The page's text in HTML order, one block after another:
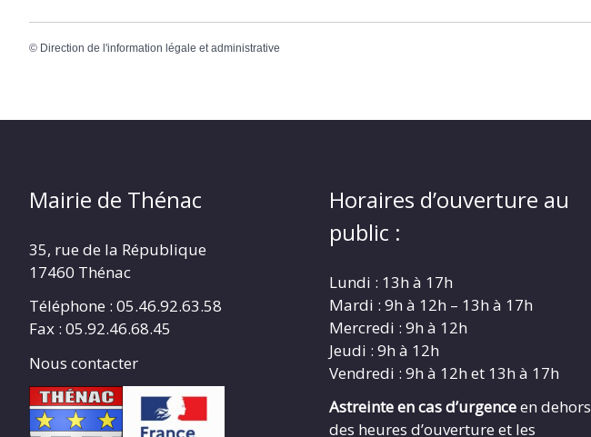
© Direction de l'information légale et administrative
Mairie de Thénac
35, rue de la République
17460 Thénac
Téléphone : 05.46.92.63.58
Fax : 05.92.46.68.45
Nous contacter
Horaires d’ouverture au
public :
Lundi : 13h à 17h
Mardi : 9h à 12h – 13h à 17h
Mercredi : 9h à 12h
Jeudi : 9h à 12h
Vendredi : 9h à 12h et 13h à 17h
Astreinte en cas d’urgenceen dehors
des heures d’ouverture et les